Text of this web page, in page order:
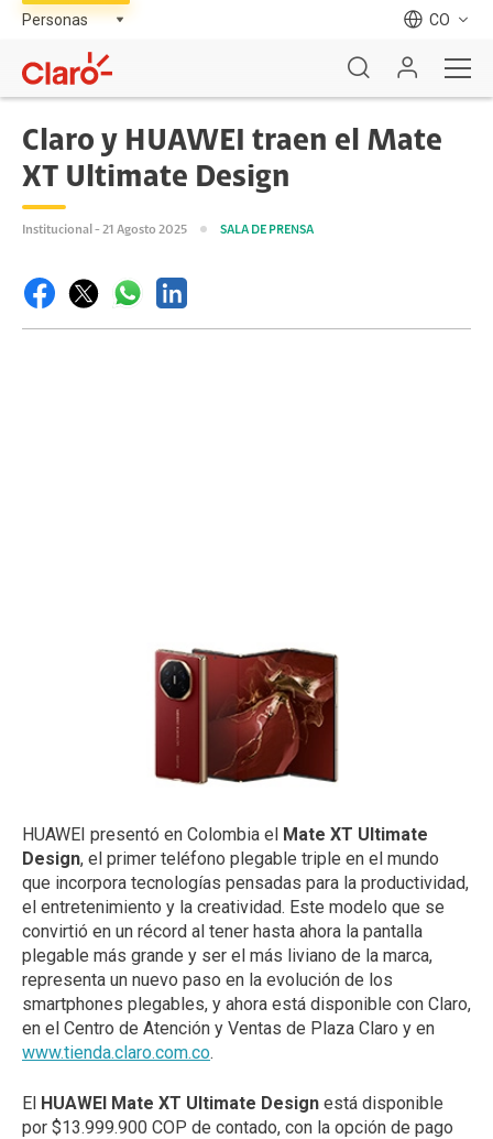
CO
Claro y HUAWEI traen el Mate
XT Ultimate Design
Institucional - 21 Agosto 2025 SALA DE PRENSA
HUAWEI presentó en Colombia el Mate XT Ultimate
Design, el primer teléfono plegable triple en el mundo
que incorpora tecnologías pensadas para la productividad,
el entretenimiento y la creatividad. Este modelo que se
convirtió en un récord al tener hasta ahora la pantalla
plegable más grande y ser el más liviano de la marca,
representa un nuevo paso en la evolución de los
smartphones plegables, y ahora está disponible con Claro,
en el Centro de Atención y Ventas de Plaza Claro y en
www.tienda.claro.com.co.
El HUAWEI Mate XT Ultimate Design está disponible
por $13.999.900 COP de contado, con la opción de pago